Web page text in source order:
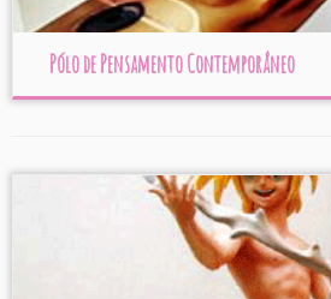
Pólo de Pensamento Contemporâneo